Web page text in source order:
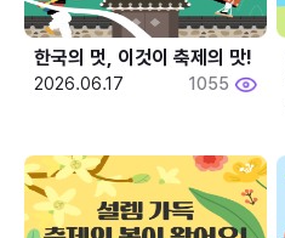
한국의 멋, 이것이 축제의 맛!
2026.06.17 1055